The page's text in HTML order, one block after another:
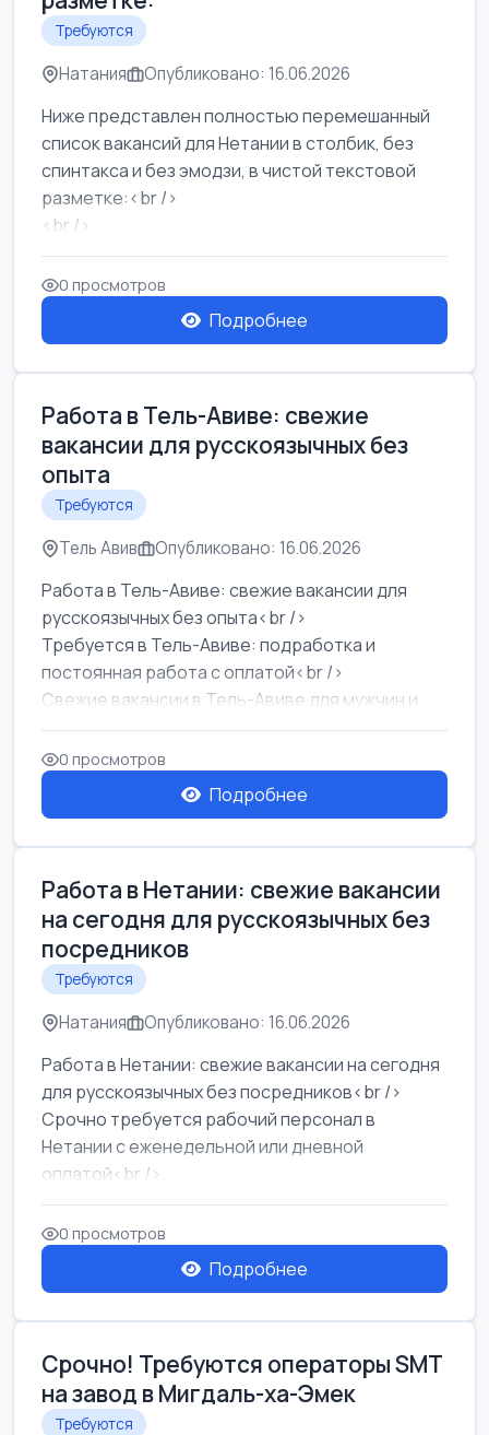
Требуются
Натания Опубликовано: 16.06.2026
Ниже представлен полностью перемешанный
список вакансий для Нетании в столбик, без
спинтакса и без эмодзи, в чистой текстовой
разметке:<br />
<br />
Работа в Нетании на мебельном производстве:
требу...
0 просмотров
Подробнее
Работа в Тель-Авиве: свежие
вакансии для русскоязычных без
опыта
Требуются
Тель Авив Опубликовано: 16.06.2026
Работа в Тель-Авиве: свежие вакансии для
русскоязычных без опыта<br />
Требуется в Тель-Авиве: подработка и
постоянная работа с оплатой<br />
Свежие вакансии в Тель-Авиве для мужчин и
женщин от хозя...
0 просмотров
Подробнее
Работа в Нетании: свежие вакансии
на сегодня для русскоязычных без
посредников
Требуются
Натания Опубликовано: 16.06.2026
Работа в Нетании: свежие вакансии на сегодня
для русскоязычных без посредников<br />
Срочно требуется рабочий персонал в
Нетании с еженедельной или дневной
оплатой<br />
Свежие вакансии в Нетании дл...
0 просмотров
Подробнее
Срочно! Требуются операторы SMT
на завод в Мигдаль-ха-Эмек
Требуются